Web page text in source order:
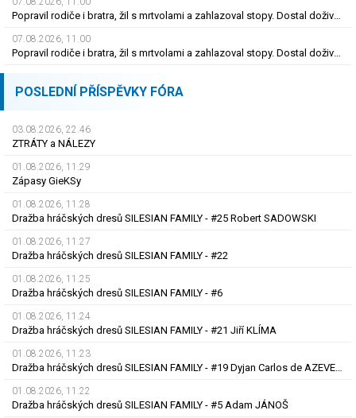
Popravil rodiče i bratra, žil s mrtvolami a zahlazoval stopy. Dostal doživotí
07.08.2026, 11.00
Popravil rodiče i bratra, žil s mrtvolami a zahlazoval stopy. Dostal doživotí
POSLEDNÍ PŘÍSPĚVKY FÓRA
03.08.2026, 22.46
ZTRÁTY a NÁLEZY
01.08.2026, 11.29
Zápasy GieKSy
01.08.2026, 11.28
Dražba hráčských dresů SILESIAN FAMILY - #25 Robert SADOWSKI
01.08.2026, 11.27
Dražba hráčských dresů SILESIAN FAMILY - #22
01.08.2026, 11.25
Dražba hráčských dresů SILESIAN FAMILY - #6
01.08.2026, 11.24
Dražba hráčských dresů SILESIAN FAMILY - #21 Jiří KLÍMA
01.08.2026, 11.23
Dražba hráčských dresů SILESIAN FAMILY - #19 Dyjan Carlos de AZEVEDO
01.08.2026, 11.22
Dražba hráčských dresů SILESIAN FAMILY - #5 Adam JÁNOŠ